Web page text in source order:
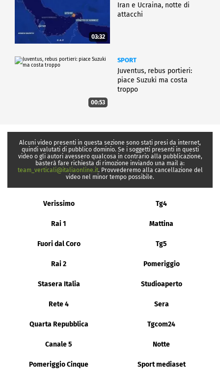
03:32
Iran e Ucraina, notte di
attacchi
00:53
SPORT
Juventus, rebus portieri:
piace Suzuki ma costa
troppo
Alcuni video presenti in questa sezione sono stati presi da internet,
quindi valutati di pubblico dominio. Se i soggetti presenti in questi
video o gli autori avessero qualcosa in contrario alla pubblicazione,
basterà fare richiesta di rimozione inviando una mail a:
team_verticali@italiaonline.it. Provvederemo alla cancellazione del
video nel minor tempo possibile.
Verissimo Tg4
Rai 1 Mattina
Fuori dal Coro Tg5
Rai 2 Pomeriggio
Stasera Italia Studioaperto
Rete 4 Sera
Quarta Repubblica Tgcom24
Canale 5 Notte
Pomeriggio Cinque Sport mediaset